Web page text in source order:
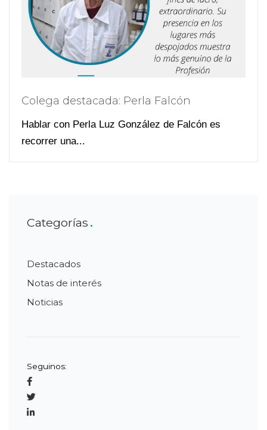
Colega destacada: Perla Falcón
Hablar con Perla Luz González de Falcón es
recorrer una...
Categorías
Destacados
Notas de interés
Noticias
Seguinos: